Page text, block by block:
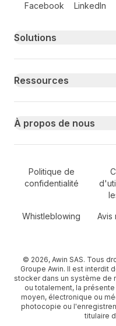
Facebook LinkedIn
Primary footer navigation
Solutions
Ressources
À propos de nous
Secondary Footer
Politique de
confidentialité
Whistleblowing Avis
© 2026, Awin SAS. Tous
Groupe Awin. Il est interdit
stocker dans un système de
ou totalement, la
moyen, électronique ou
photocopie ou
titulaire